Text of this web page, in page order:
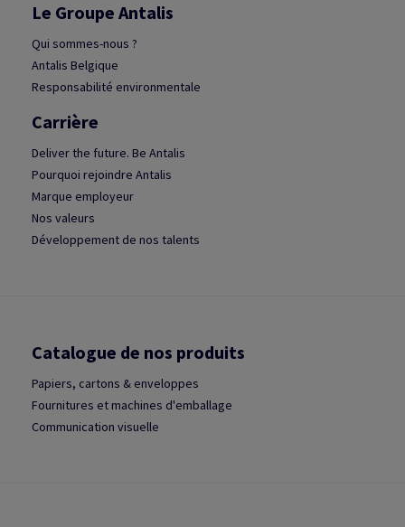
Le Groupe Antalis
Qui sommes-nous ?
Antalis Belgique
Responsabilité environmentale
Carrière
Deliver the future. Be Antalis
Pourquoi rejoindre Antalis
Marque employeur
Nos valeurs
Développement de nos talents
Catalogue de nos produits
Papiers, cartons & enveloppes
Fournitures et machines d'emballage
Communication visuelle